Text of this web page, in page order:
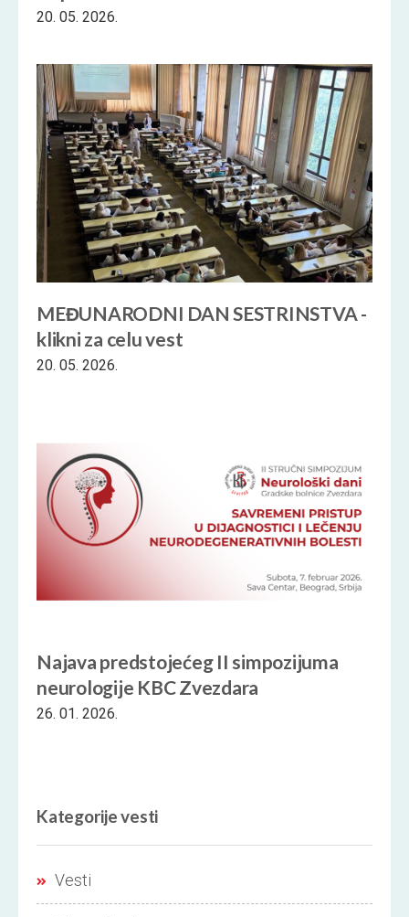
20. 05. 2026.
MEĐUNARODNI DAN SESTRINSTVA -
klikni za celu vest
20. 05. 2026.
Najava predstojećeg II simpozijuma
neurologije KBC Zvezdara
26. 01. 2026.
Kategorije vesti
Vesti